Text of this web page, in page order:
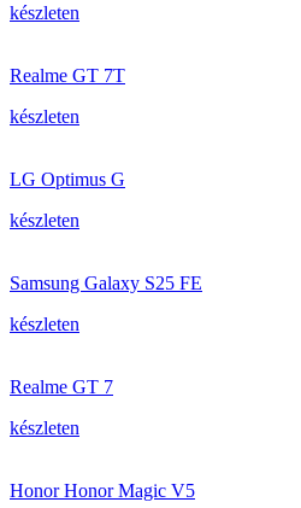
készleten
Realme GT 7T
készleten
LG Optimus G
készleten
Samsung Galaxy S25 FE
készleten
Realme GT 7
készleten
Honor Honor Magic V5